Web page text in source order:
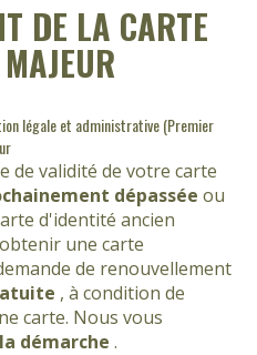
DE LA CARTE
légale et administrative (Premier
de validité de votre carte
dépassée ou
d'identité ancien
une carte
de renouvellement
, à condition de
carte. Nous vous
démarche .